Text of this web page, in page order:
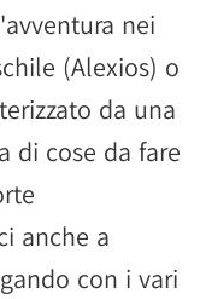
nei
(Alexios) o
da una
di cose da fare
anche a
con i vari